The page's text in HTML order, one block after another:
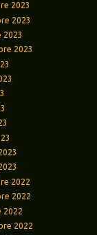
2023
2023
2023
2023
2022
2022
2022
2022